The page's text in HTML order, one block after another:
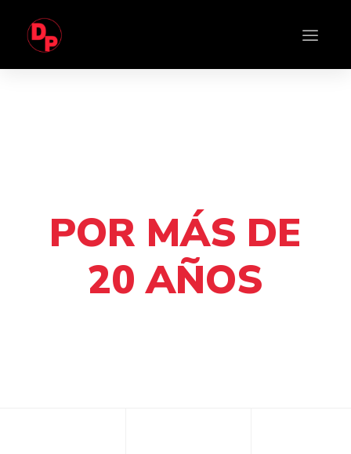
POR MÁS DE
20 AÑOS